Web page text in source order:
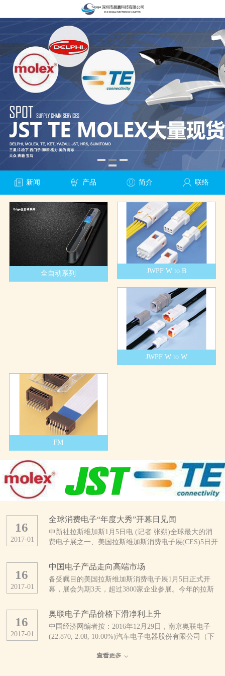
新闻 产品 简介 联络
全自动系列 JWPF W to B
JWPF W to W
FM
全球消费电子“年度大秀”开幕日见闻
中新社拉斯维加斯1月5日电 (记者 张朔)全球最大的消
费电子展之一、美国拉斯维加斯消费电子展(CES)5日开
呈。 当天上午，拉斯维加斯会展中心外，领取证件
的人与找停车位的车都排起了长龙。会展中心内，也是
人头攒动、摩肩接踵。 据CES主办方、美国消费技
术协会统计，今年有3800多家公司及16.5万多人参展，
备、智能终端、健康医疗、无线互联、智能家庭、物联
网等几乎整个消费技术生态系统。 此刻的拉斯维加
斯会展中心，仿佛是电子产品的海洋。为了在这片海洋
中激起更引人注目的浪花，参展者们可谓八仙过海、各
显神通。 来自中国的综合通信解决方案提供商中兴
2017-01
16
中国电子产品走向高端市场
备受瞩目的美国拉斯维加斯消费电子展1月5日正式开
幕，展会为期3天，超过3800家企业参展。今年的拉斯
超过1/3来自中国。 中国厂商推出大量新产品
美国消费技术协会近日发布的报告预计，受美元升值及
全球贸易不确定性增加的影响，2017年全球消费电子产
品支出将继续下降。但分地区看，中国、印度等亚洲新
去几年来，中国已经发展为非常成熟的消费电子市场，
2017-01
16
奥联电子产品价格下滑净利上升
中国经济网编者按：2016年12月29日，南京奥联电子
(22.870, 2.08, 10.00%)汽车电子电器股份有限公司（下
市，股票代码：300585。公司是一家专业研发、生产、
2017-01
16